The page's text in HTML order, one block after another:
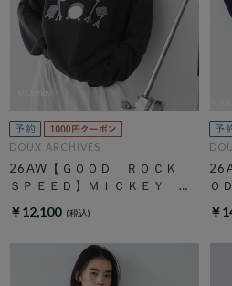
DOUX ARCHIVES
26AW【ＧＯＯＤ ＲＯＣＫ
ＳＰＥＥＤ】ＭＩＣＫＥＹ
￥12,100
Ｏ
￥